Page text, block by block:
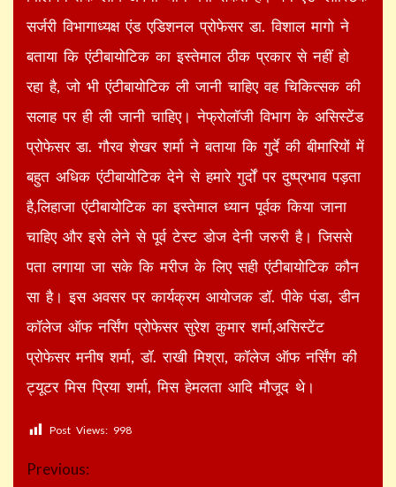
सर्जरी विभागाध्यक्ष एंड एडिशनल प्रोफेसर डा. विशाल मागो ने
बताया कि एंटीबायोटिक का इस्तेमाल ठीक प्रकार से नहीं हो
रहा है, जो भी एंटीबायोटिक ली जानी चाहिए वह चिकित्सक की
सलाह पर ही ली जानी चाहिए। नेफ्रोलॉजी विभाग के असिस्टेंड
प्रोफेसर डा. गौरव शेखर शर्मा ने बताया कि गुर्दे की बीमारियों में
बहुत अधिक एंटीबायोटिक देने से हमारे गुर्दों पर दुष्प्रभाव पड़ता
है,लिहाजा एंटीबायोटिक का इस्तेमाल ध्यान पूर्वक किया जाना
चाहिए और इसे लेने से पूर्व टेस्ट डोज देनी जरुरी है। जिससे
पता लगाया जा सके कि मरीज के लिए सही एंटीबायोटिक कौन
सा है। इस अवसर पर कार्यक्रम आयोजक डॉ. पीके पंडा, डीन
कॉलेज ऑफ नर्सिंग प्रोफेसर सुरेश कुमार शर्मा,असिस्टेंट
प्रोफेसर मनीष शर्मा, डॉ. राखी मिश्रा, कॉलेज ऑफ नर्सिंग की
ट्यूटर मिस प्रिया शर्मा, मिस हेमलता आदि मौजूद थे।
Post Views: 998
Continue
Previous: